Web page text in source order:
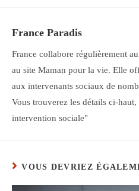
France Paradis
France collabore régulièrement
au site Maman pour la vie. Elle
aux intervenants sociaux de
Vous trouverez les détails ci-
intervention sociale"
VOUS DEVRIEZ